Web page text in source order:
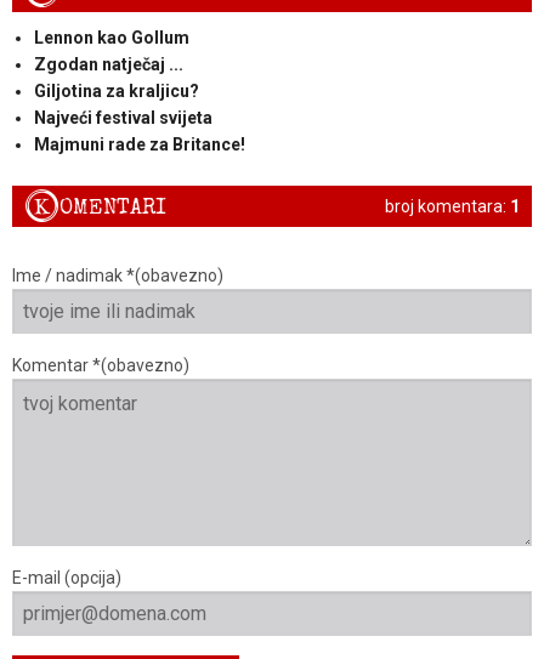
Lennon kao Gollum
Zgodan natječaj ...
Giljotina za kraljicu?
Najveći festival svijeta
Majmuni rade za Britance!
broj komentara: 1
KOMENTARI
Ime / nadimak *(obavezno)
Komentar *(obavezno)
E-mail (opcija)